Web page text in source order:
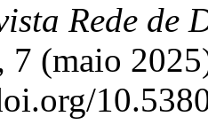
Rede
7 (maio